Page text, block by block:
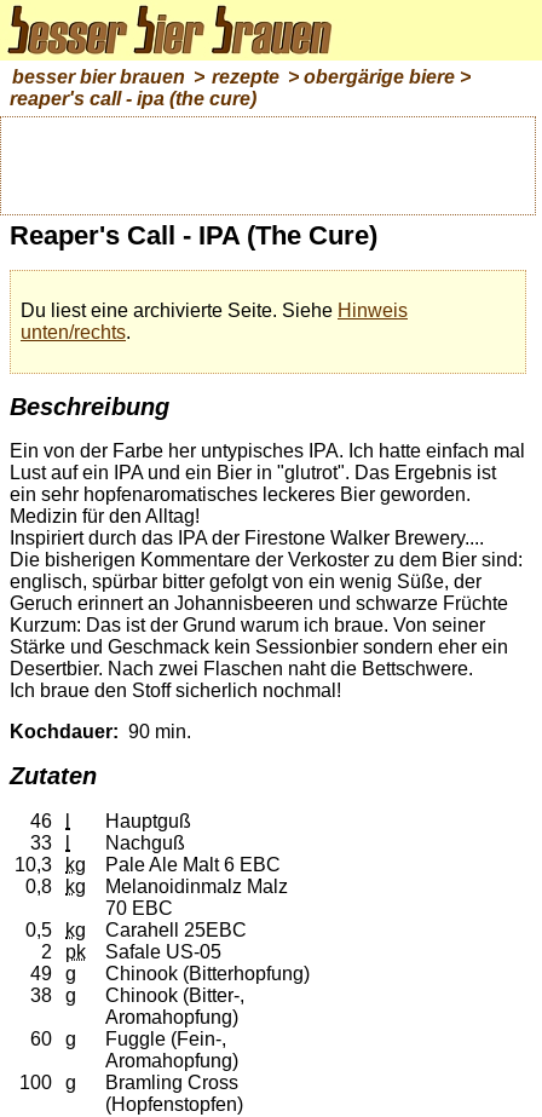
besser bier brauen > rezepte > obergärige biere >
reaper's call - ipa (the cure)
Reaper's Call - IPA (The Cure)
Du liest eine archivierte Seite. Siehe Hinweis
unten/rechts.
Beschreibung
Ein von der Farbe her untypisches IPA. Ich hatte einfach mal
Lust auf ein IPA und ein Bier in "glutrot". Das Ergebnis ist
ein sehr hopfenaromatisches leckeres Bier geworden.
Medizin für den Alltag!
Inspiriert durch das IPA der Firestone Walker Brewery....
Die bisherigen Kommentare der Verkoster zu dem Bier sind:
englisch, spürbar bitter gefolgt von ein wenig Süße, der
Geruch erinnert an Johannisbeeren und schwarze Früchte
Kurzum: Das ist der Grund warum ich braue. Von seiner
Stärke und Geschmack kein Sessionbier sondern eher ein
Desertbier. Nach zwei Flaschen naht die Bettschwere.
Ich braue den Stoff sicherlich nochmal!
Kochdauer: 90 min.
Zutaten
46
Hauptguß
33
Nachguß
10,3
kg
Pale Ale Malt 6 EBC
0,8
kg
Melanoidinmalz Malz
70 EBC
0,5
kg
Carahell 25EBC
2
pk
Safale US-05
49
g
Chinook (Bitterhopfung)
38
g
Chinook (Bitter-,
Aromahopfung)
60
g
Fuggle (Fein-,
Aromahopfung)
100
g
Bramling Cross
(Hopfenstopfen)